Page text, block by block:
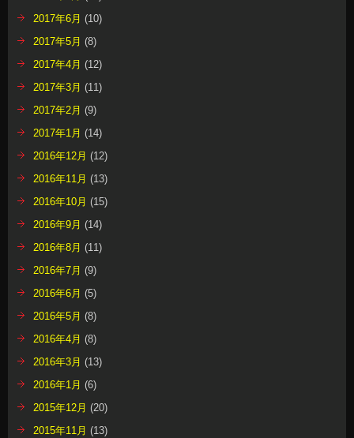
2017年6月 (10)
2017年5月 (8)
2017年4月 (12)
2017年3月 (11)
2017年2月 (9)
2017年1月 (14)
2016年12月 (12)
2016年11月 (13)
2016年10月 (15)
2016年9月 (14)
2016年8月 (11)
2016年7月 (9)
2016年6月 (5)
2016年5月 (8)
2016年4月 (8)
2016年3月 (13)
2016年1月 (6)
2015年12月 (20)
2015年11月 (13)